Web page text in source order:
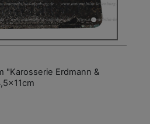
"Karosserie Erdmann &